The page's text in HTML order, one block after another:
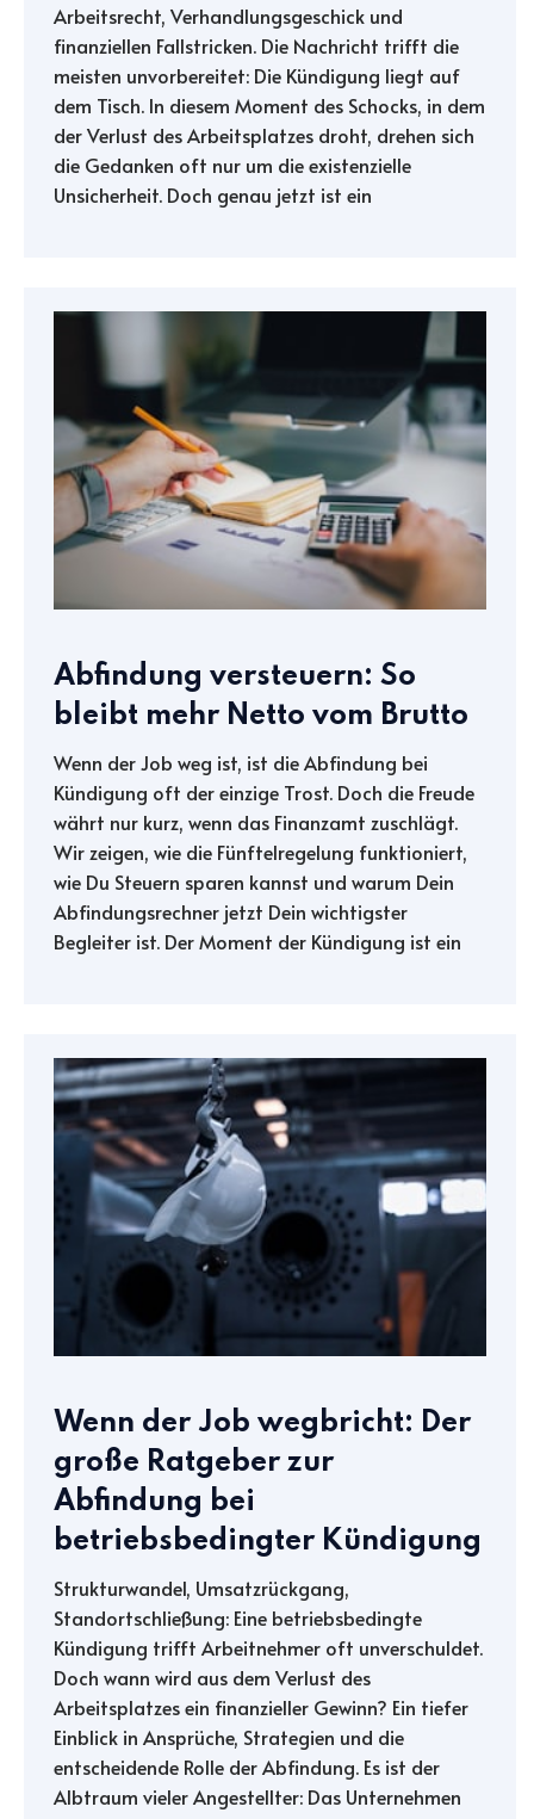
Arbeitsrecht, Verhandlungsgeschick und
finanziellen Fallstricken. Die Nachricht trifft die
meisten unvorbereitet: Die Kündigung liegt auf
dem Tisch. In diesem Moment des Schocks, in dem
der Verlust des Arbeitsplatzes droht, drehen sich
die Gedanken oft nur um die existenzielle
Unsicherheit. Doch genau jetzt ist ein
Abfindung versteuern: So
bleibt mehr Netto vom Brutto
Wenn der Job weg ist, ist die Abfindung bei
Kündigung oft der einzige Trost. Doch die Freude
währt nur kurz, wenn das Finanzamt zuschlägt.
Wir zeigen, wie die Fünftelregelung funktioniert,
wie Du Steuern sparen kannst und warum Dein
Abfindungsrechner jetzt Dein wichtigster
Begleiter ist. Der Moment der Kündigung ist ein
Wenn der Job wegbricht: Der
große Ratgeber zur
Abfindung bei
betriebsbedingter Kündigung
Strukturwandel, Umsatzrückgang,
Standortschließung: Eine betriebsbedingte
Kündigung trifft Arbeitnehmer oft unverschuldet.
Doch wann wird aus dem Verlust des
Arbeitsplatzes ein finanzieller Gewinn? Ein tiefer
Einblick in Ansprüche, Strategien und die
entscheidende Rolle der Abfindung. Es ist der
Albtraum vieler Angestellter: Das Unternehmen